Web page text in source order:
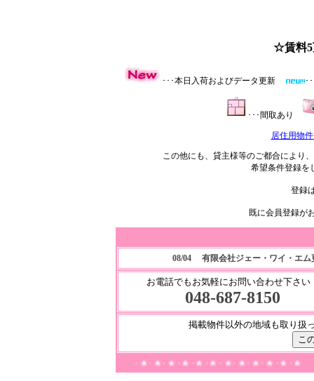
☆賃料5
･･･本日入荷およびデータ更新 ･
･･･間取あり
居住用物
この他にも、貸主様等のご都合により
希望条件登録を
登録
既に会員登録が
08/04 有限会社ジェー・ワイ・エム
お電話でもお気軽にお問い合わせ下さい
048-687-8150
掲載物件以外の地域も取り扱
★・★・★・★・★・★・★・★・★・★・★・★・★・★・★・★・★・★・★・★・★・★